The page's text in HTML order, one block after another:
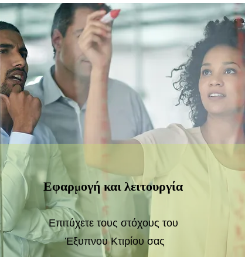
Εφαρμογή και λειτουργία
Επιτύχετε τους στόχους του
Έξυπνου Κτιρίου σας